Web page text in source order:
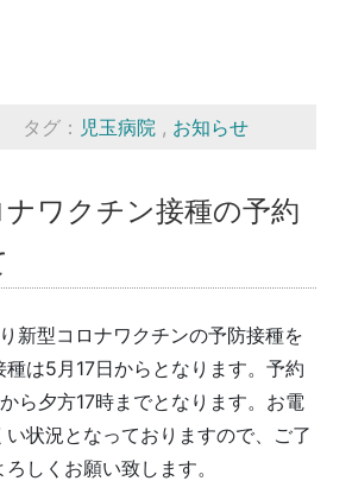
タグ： 児玉病院 , お知らせ
ワクチン接種の予約
新型コロナワクチンの予防接種を
は5月17日からとなります。予約
ら夕方17時までとなります。お電
状況となっておりますので、ご了
しくお願い致します。